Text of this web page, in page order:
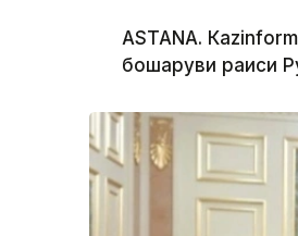
ASTANА.
бошқаруви раиси